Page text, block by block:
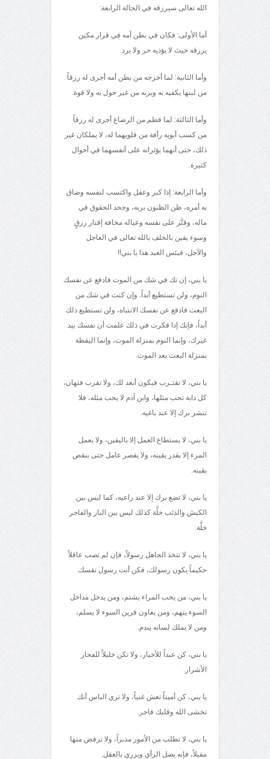
الله تعالى سيرزقه في الحالة الرابعة:
أما الأولى: فكان في بطن أمه في قرار مكين
يرزقه حيث لا يؤذيه حر ولا برد.
وأما الثانية: لما أخرجه من بطن أمه أجرى له رزقاً
من لبنها يكفيه به ويربه من غير حول به ولا قوة.
وأما الثالثة: لما فطم من الرضاع أجرى له رزقاً
من كسب أبويه رأفة من قلوبهما له، لا يملكان غير
ذلك، حتى أنهما يؤثرانه على أنفسهما في أحوال
كثيرة.
وأما الرابعة: إذا كبر وعقل واكتسب لنفسه وضاق
به أمره، ظن الظنون بربه، وجحد الحقوق في
ماله، وقتَّر على نفسه وعياله مخافة إقتار رزقٍ
وسوء يقين بالخلف بالله تعالى في العاجل
والآجل، فبئس العبد هذا يا بني!!
يا بني، إن تك في شك من الموت فادفع عن نفسك
النوم، ولن تستطيع أبداً. وإن كنت في شك من
البعث فادفع عن نفسك الانتباه، ولن تستطيع ذلك
أبداً، فإنك إذا فكرت في ذلك علمت أن نفسك بيد
غيرك، وإنما النوم بمنزلة الموت، وإنما اليقظة
بمنزلة البعث بعد الموت.
يا بني، لا تقتـرب فيكون أبعد لك، ولا تقرب فتهان،
كل دابة تحب مثلها، وابن آدم لا يحب مثله، فلا
تنشر برك إلا عند باغيه.
يا بني، لا يستطاع العمل إلا باليقين، ولا يعمل
المرء إلا بقدر يقينه، ولا يقصر عامل حتى ينقص
يقينه.
يا بني، لا تضع برك إلا عند راعيه، كما ليس بين
الكبش والذئب خلَّة كذلك ليس بين البار والفاجر
خلَّة.
يا بني، لا تتخذ الجاهل رسولاً، فإن لم تصب عاقلاً
حكيماً يكون رسولك، فكن أنت رسول نفسك.
يا بني، من يحب المراء يشتم، ومن يدخل مداخل
السوء يتهم، ومن يعاون قرين السوء لا يسلم،
ومن لا يملك لسانه يندم.
يا بني، كن عبداً للأخيار، ولا تكن خليلاً للفجار
الأشرار.
يا بني، كن أميناً تعش غنياً، ولا تري الناس أنك
تخشى الله وقلبك فاجر.
يا بني، لا تطلب من الأمور مدبراً، ولا ترفض منها
مقبلاً، فإنه يضل الرأي ويزري بالعقل.